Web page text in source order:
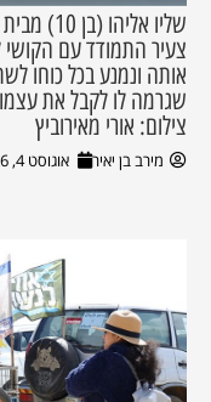
שליו
צעיר התמודד עם
אותה ונמנע בכל כוחו
שגרמה לו לקבל את
צילום: אורי מאירוביץ
מירב בן יאיר אוגוסט 4, 2026